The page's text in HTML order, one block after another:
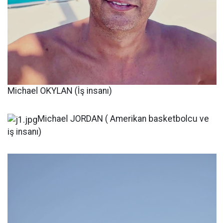
Michael OKYLAN (İş insanı)
Michael JORDAN ( Amerikan basketbolcu ve
iş insanı)